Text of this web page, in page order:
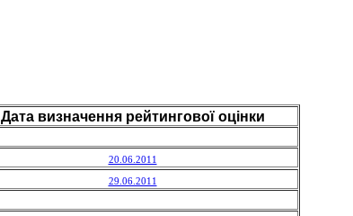
Дата визначення рейтингової оцінки
20.06.2011
29.06.2011